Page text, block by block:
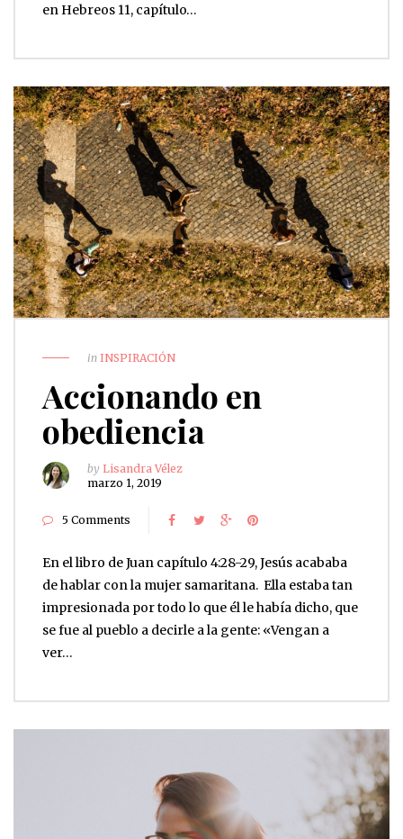
en Hebreos 11, capítulo…
in INSPIRACIÓN
Accionando en
obediencia
by Lisandra Vélez
marzo 1, 2019
5 Comments
En el libro de Juan capítulo 4:28-29, Jesús acababa
de hablar con la mujer samaritana. Ella estaba tan
impresionada por todo lo que él le había dicho, que
se fue al pueblo a decirle a la gente: «Vengan a
ver…